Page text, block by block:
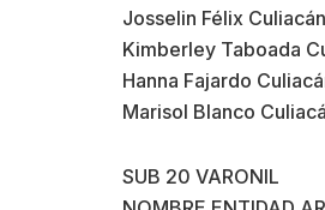
Josselin Félix
Kimberley Taboada
Hanna Fajardo
Marisol Blanco
SUB 20 VARONIL